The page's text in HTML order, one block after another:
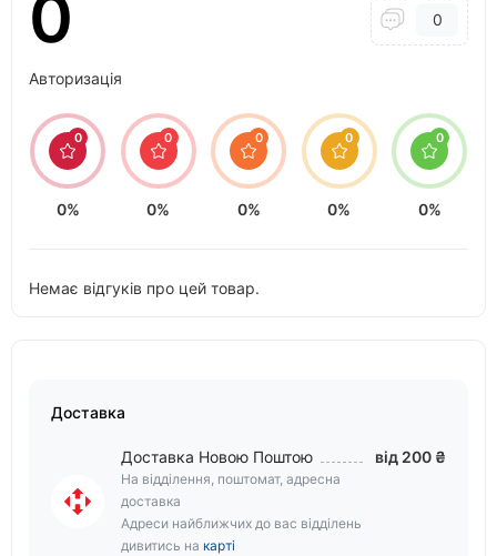
0 0
Авторизація
0
0%
0
0%
0
0%
0
0%
0
0%
Немає відгуків про цей товар.
Доставка
Доставка Новою Поштою
На відділення, поштомат, адресна
доставка
Адреси найближчих до вас відділень
дивитись на карті
від 200 ₴